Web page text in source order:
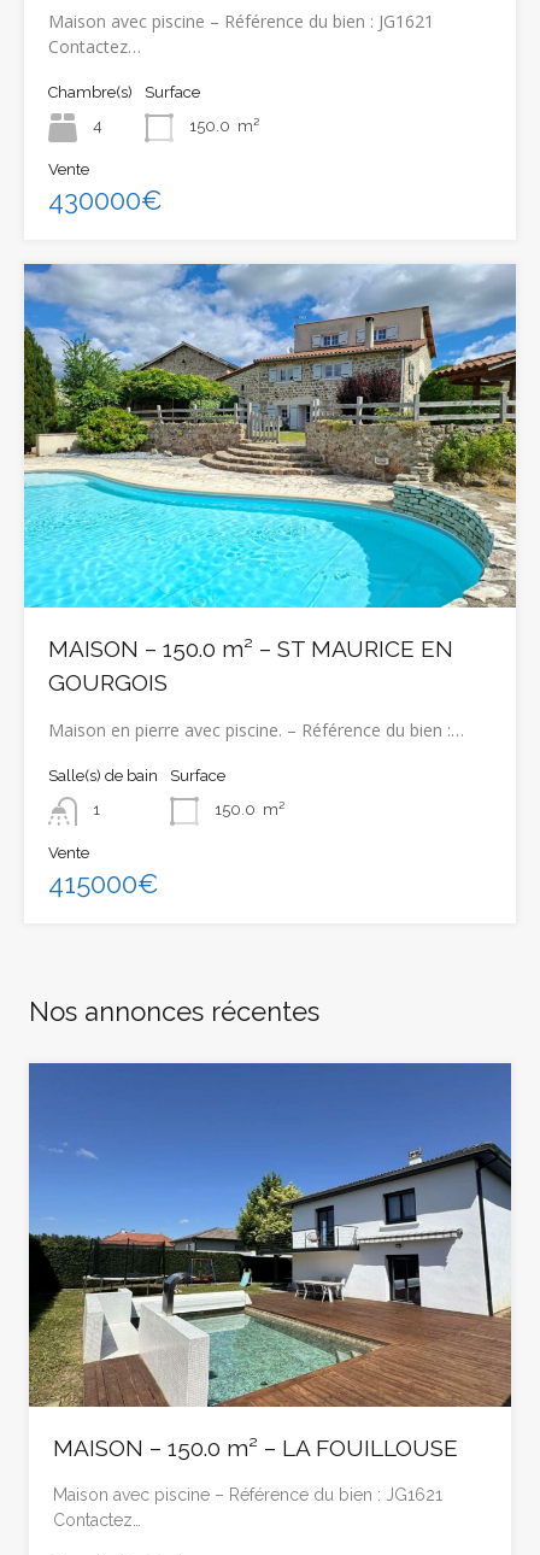
Maison avec piscine – Référence du bien : JG1621
Contactez…
Chambre(s)
4
Surface
150.0 m²
Vente
430000€
MAISON – 150.0 m² – ST MAURICE EN
GOURGOIS
Maison en pierre avec piscine. – Référence du bien :…
Salle(s) de bain
1
Surface
150.0 m²
Vente
415000€
Nos annonces récentes
MAISON – 150.0 m² – LA FOUILLOUSE
Maison avec piscine – Référence du bien : JG1621
Contactez…